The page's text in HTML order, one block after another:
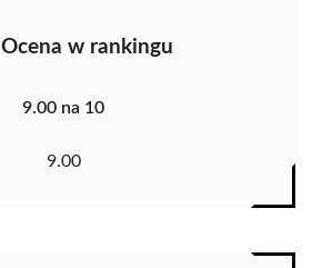
Ocena w rankingu
9.00 na 10
9.00